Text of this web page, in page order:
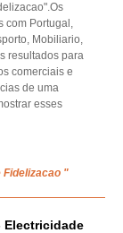
com Portugal,
Mobiliario,
resultados para
comerciais e
de uma
esses
"
Electricidade